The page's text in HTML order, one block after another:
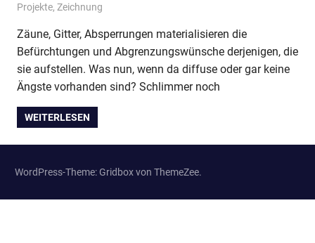
Projekte, Zeichnung
Zäune, Gitter, Absperrungen materialisieren die
Befürchtungen und Abgrenzungswünsche derjenigen, die
sie aufstellen. Was nun, wenn da diffuse oder gar keine
Ängste vorhanden sind? Schlimmer noch
WEITERLESEN
WordPress-Theme: Gridbox von ThemeZee.